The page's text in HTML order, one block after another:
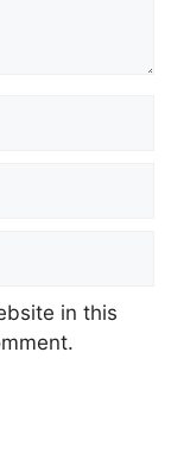
in this